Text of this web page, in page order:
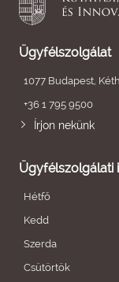
Ügyfélszolgálat
1077 Budapest,
+36 1 795 9500
Írjon nekünk
Ügyfélszolgálati
Hétfő
Kedd
Szerda
Csütörtök